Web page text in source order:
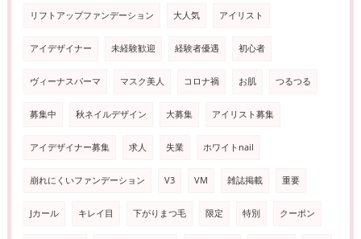
リフトアップファンデーション 大人気 アイリスト
アイデザイナー 未経験歓迎 経験者優遇 初心者
ヴィーナスパーマ マスク美人 コロナ禍 お肌 つるつる
募集中 秋ネイルデザイン 大募集 アイリスト募集
アイデザイナー募集 求人 失業 ホワイトnail
崩れにくいファンデーション V3 VM 雑誌掲載 重要
Jカール キレイ目 下がりまつ毛 限定 特別 クーポン